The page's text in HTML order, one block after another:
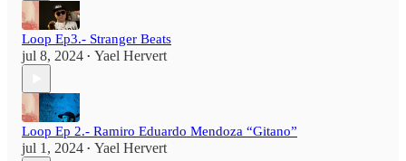
Loop Ep3.- Stranger Beats
jul 8, 2024 • Yael Hervert
Loop Ep 2.- Ramiro Eduardo Mendoza “Gitano”
jul 1, 2024 • Yael Hervert